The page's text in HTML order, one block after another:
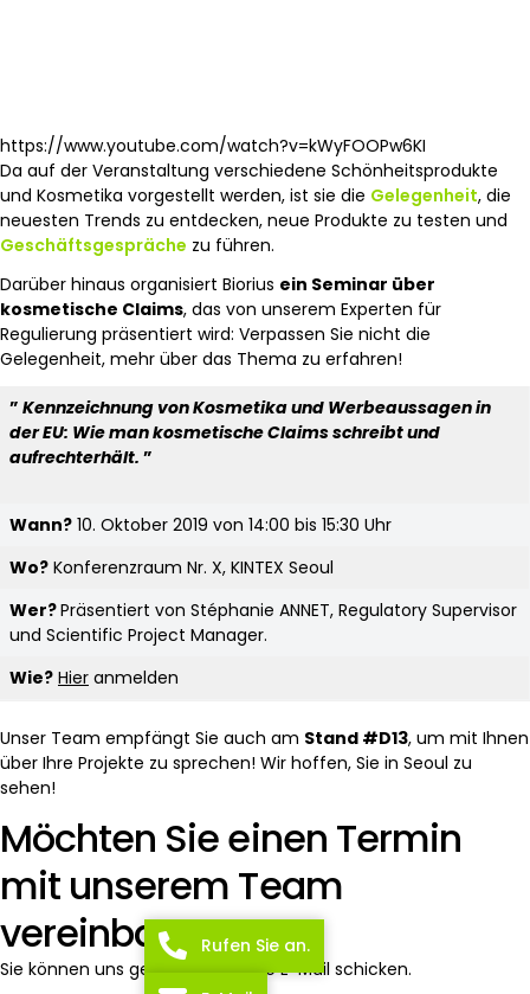
https://www.youtube.com/watch?v=kWyFOOPw6KI
Da auf der Veranstaltung verschiedene Schönheitsprodukte
und Kosmetika vorgestellt werden, ist sie die Gelegenheit, die
neuesten Trends zu entdecken, neue Produkte zu testen und
Geschäftsgespräche zu führen.
Darüber hinaus organisiert Biorius ein Seminar über
kosmetische Claims, das von unserem Experten für
Regulierung präsentiert wird: Verpassen Sie nicht die
Gelegenheit, mehr über das Thema zu erfahren!
” Kennzeichnung von Kosmetika und Werbeaussagen in
der EU: Wie man kosmetische Claims schreibt und
aufrechterhält. ”
Wann? 10. Oktober 2019 von 14:00 bis 15:30 Uhr
Wo? Konferenzraum Nr. X, KINTEX Seoul
Wer?Präsentiert von Stéphanie ANNET, Regulatory Supervisor
und Scientific Project Manager.
Wie? Hier anmelden
Unser Team empfängt Sie auch am Stand #D13, um mit Ihnen
über Ihre Projekte zu sprechen! Wir hoffen, Sie in Seoul zu
sehen!
Möchten Sie einen Termin
mit unserem Team
vereinbaren?
Sie können uns gerne vorher eine E-Mail schicken.
Rufen Sie an.